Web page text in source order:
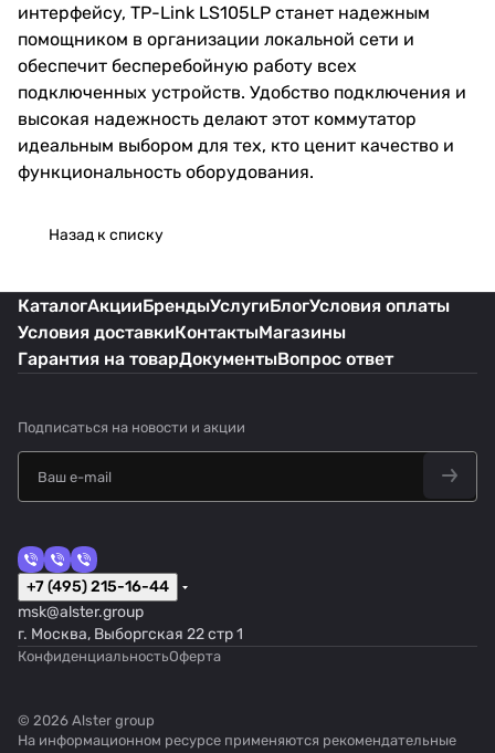
интерфейсу, TP-Link LS105LP станет надежным
помощником в организации локальной сети и
обеспечит бесперебойную работу всех
подключенных устройств. Удобство подключения и
высокая надежность делают этот коммутатор
идеальным выбором для тех, кто ценит качество и
функциональность оборудования.
Назад к списку
КаталогАкцииБрендыУслугиБлогУсловия оплаты
Условия доставкиКонтактыМагазины
Гарантия на товарДокументыВопрос ответ
Подписаться на новости и акции
+7 (495) 215-16-44
msk@alster.group
г. Москва, Выборгская 22 стр 1
КонфиденциальностьОферта
© 2026 Alster group
На информационном ресурсе применяются рекомендательные